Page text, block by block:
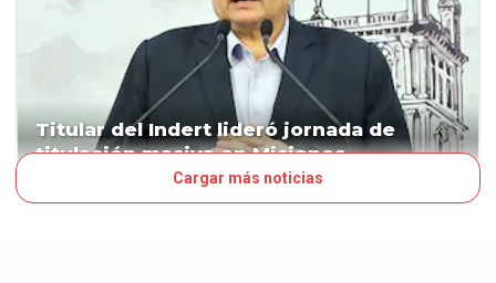
Titular del Indert lideró jornada de
titulación masiva en Misiones
Cargar más noticias